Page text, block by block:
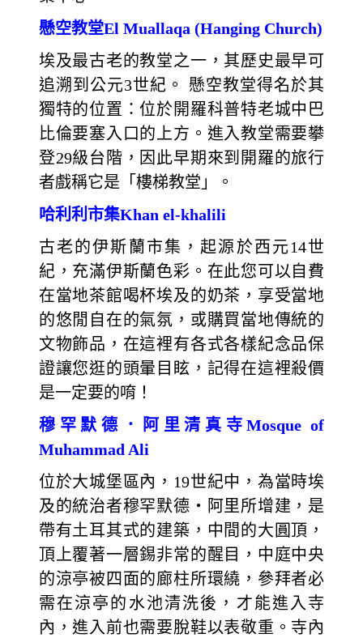
懸空教堂El Muallaqa (Hanging Church)
埃及最古老的教堂之一，其歷史最早可
追溯到公元3世紀。 懸空教堂得名於其
獨特的位置：位於開羅科普特老城中巴
比倫要塞入口的上方。進入教堂需要攀
登29級台階，因此早期來到開羅的旅行
者戲稱它是「樓梯教堂」。
哈利利市集Khan el-khalili
古老的伊斯蘭市集，起源於西元14世
紀，充滿伊斯蘭色彩。在此您可以自費
在當地茶館喝杯埃及的奶茶，享受當地
的悠閒自在的氣氛，或購買當地傳統的
文物飾品，在這裡有各式各樣紀念品保
證讓您逛的頭暈目眩，記得在這裡殺價
是一定要的唷！
穆罕默德．阿里清真寺Mosque of
Muhammad Ali
位於大城堡區內，19世紀中，為當時埃
及的統治者穆罕默德‧阿里所增建，是
帶有土耳其式的建築，中間的大圓頂，
頂上覆著一層錫非常的醒目，中庭中央
的涼亭被四面的廊柱所環繞，參拜者必
需在涼亭的水池清洗後，才能進入寺
內，進入前也需要脫鞋以表敬重。寺內